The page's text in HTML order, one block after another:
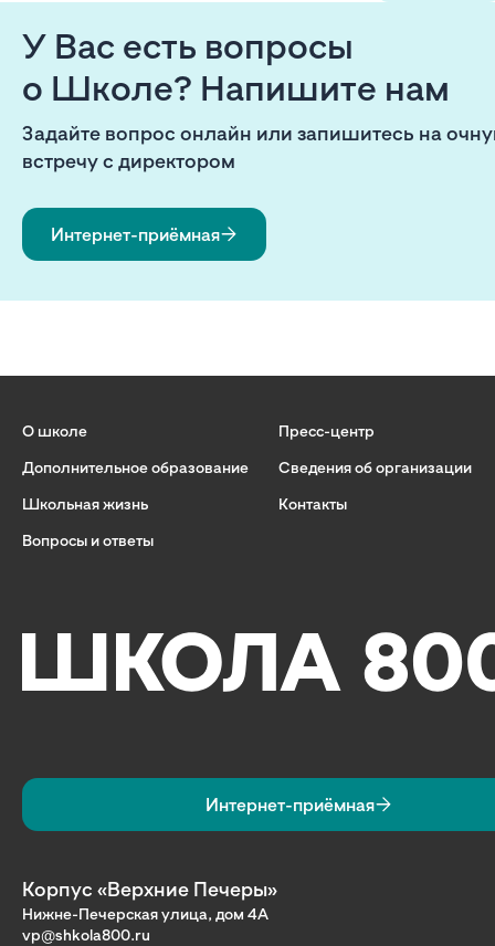
У Вас есть вопросы
о Школе? Напишите нам
Задайте вопрос онлайн или запишитесь на
встречу с директором
Интернет-приёмная
О школе
Дополнительное образование
Школьная жизнь
Вопросы и ответы
Пресс-центр
Сведения об организации
Контакты
Интернет-приёмная
Корпус «Верхние Печеры»
Нижне-Печерская улица, дом 4А
vp@shkola800.ru